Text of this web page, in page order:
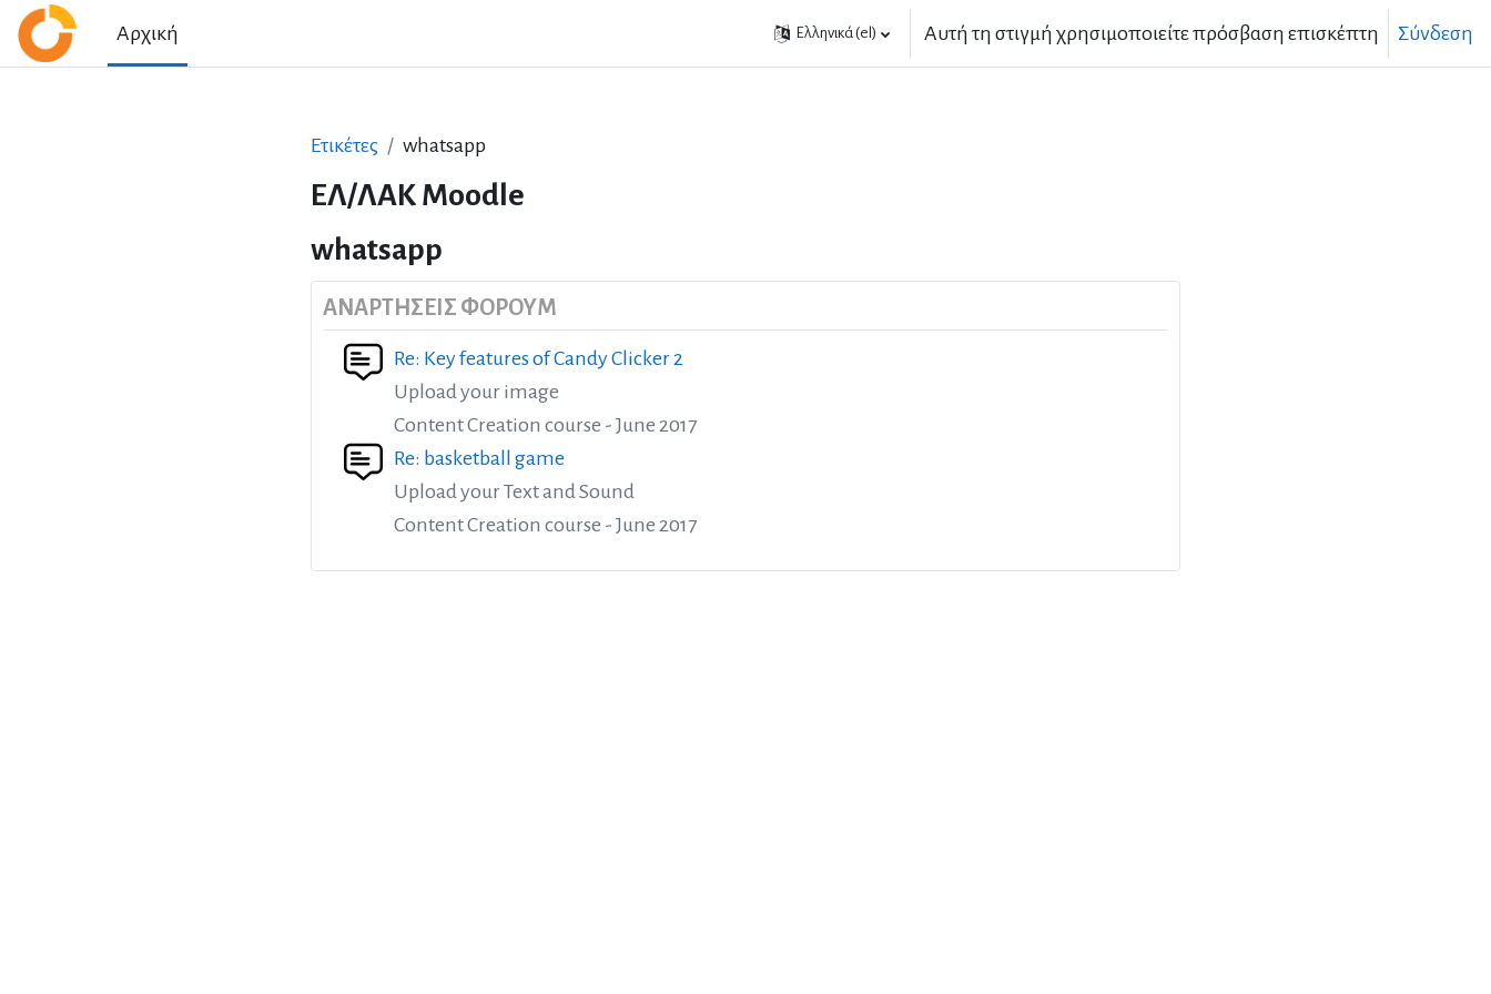
Μετάβαση στο κεντρικό περιεχόμενο
Αρχική
Ελληνικά ‎(el)‎ Αυτή τη στιγμή χρησιμοποιείτε πρόσβαση επισκέπτη Σύνδεση
Ετικέτες whatsapp
ΕΛ/ΛΑΚ Moodle
whatsapp
ΑΝΑΡΤΉΣΕΙΣ ΦΌΡΟΥΜ
Re: Key features of Candy Clicker 2
Upload your image
Content Creation course - June 2017
Re: basketball game
Upload your Text and Sound
Content Creation course - June 2017